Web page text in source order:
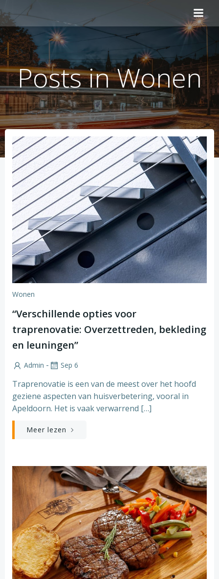
inhoud
springen
Posts in Wonen
Wonen
“Verschillende opties voor
traprenovatie: Overzettreden, bekleding
en leuningen”
Admin - Sep 6
Traprenovatie is een van de meest over het hoofd
geziene aspecten van huisverbetering, vooral in
Apeldoorn. Het is vaak verwarrend […]
Meer lezen